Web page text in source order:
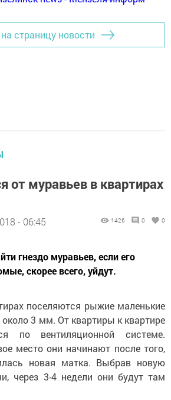
страницу новости
от муравьев в квартирах
- 06:45 1426 0 0
гнездо муравьев, если его
скорее всего, уйдут.
поселяются рыжие маленькие
3 мм. От квартиры к квартире
по вентиляционной системе.
место они начинают после того,
новая матка. Выбрав новую
через 3-4 недели они будут там